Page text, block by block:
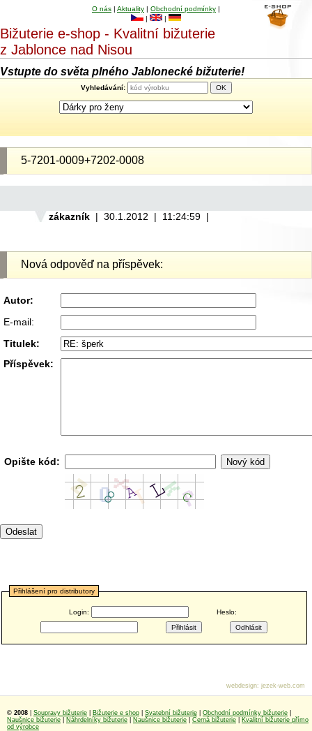
O nás | Aktuality | Obchodní podmínky |
|
|
Bižuterie e-shop - Kvalitní bižuterie
z Jablonce nad Nisou
Vstupte do světa plného Jablonecké bižuterie!
Vyhledávání:
5-7201-0009+7202-0008
zákazník | 30.1.2012 | 11:24:59 |
Nová odpověď na příspěvek:
Autor:
E-mail:
Titulek:
Příspěvek:
Opište kód:
Přihlášení pro distributory
Login: Heslo:
© 2008 Soupravy bižuterie Bižuterie e shop Svatební bižuterie Obchodní podmínky bižuterie
Naušnice bižuterie
Náhrdelníky bižuterie Naušnice bižuterie Černá bižuterie
Kvalitní bižuterie přímo
od výrobce
webdesign: jezek-web.com